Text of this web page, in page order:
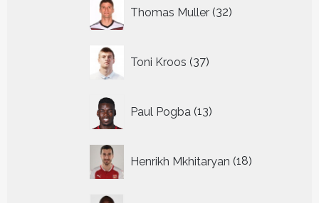
Thomas Muller 32
producten
Toni Kroos 37
producten
Paul Pogba 13
producten
Henrikh Mkhitaryan 18
producten